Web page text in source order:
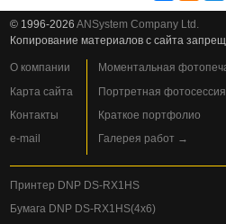
© 1996-2026ANSystem Company Ltd.
Копирование материалов с сайта
О компании
Карта сайта
Контакты
e-mail
Моментальная
Портретная фотосессия
Краткое портфолио
Галерея работ →
Принтер DNP DS-RX1HS
Бумага DNP DS-RX1HS(4x6)